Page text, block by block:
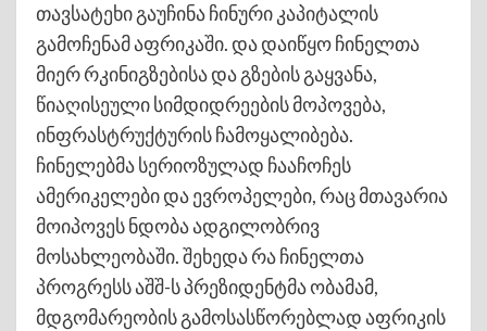
თავსატეხი გაუჩინა ჩინური კაპიტალის
გამოჩენამ აფრიკაში. და დაიწყო ჩინელთა
მიერ რკინიგზებისა და გზების გაყვანა,
წიაღისეული სიმდიდრეების მოპოვება,
ინფრასტრუქტურის ჩამოყალიბება.
ჩინელებმა სერიოზულად ჩააჩოჩეს
ამერიკელები და ევროპელები, რაც მთავარია
მოიპოვეს ნდობა ადგილობრივ
მოსახლეობაში. შეხედა რა ჩინელთა
პროგრესს აშშ-ს პრეზიდენტმა ობამამ,
მდგომარეობის გამოსასწორებლად აფრიკის